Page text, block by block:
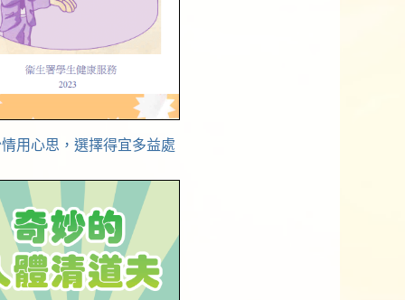
用心思，選擇得宜多益處